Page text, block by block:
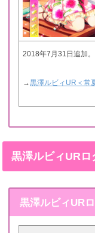
2018年7月31日追加
→黒澤ルビィUR＜常
黒澤ルビィURロ
黒澤ルビィUR